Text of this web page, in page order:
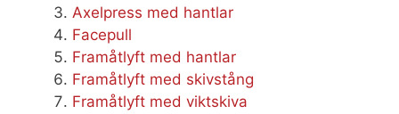
Axelpress med hantlar
Facepull
Framåtlyft med hantlar
Framåtlyft med skivstång
Framåtlyft med viktskiva